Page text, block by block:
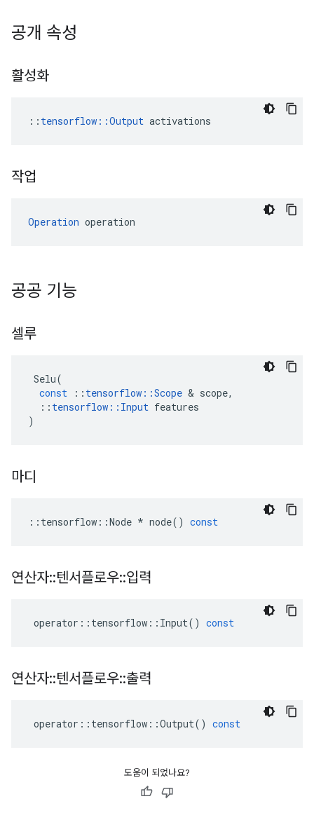
공개 속성
활성화
:: tensorflow::Output activations
작업
Operation operation
공공 기능
셀루
Selu(
const
:: tensorflow ::Scope & scope,
:: tensorflow :: Input features
)
마디
:: tensorflow ::Node * node() const
연산자::텐서플로우::입력
operator :: tensorflow :: Input() const
연산자::텐서플로우::출력
operator :: tensorflow ::Output() const
도움이 되었나요?